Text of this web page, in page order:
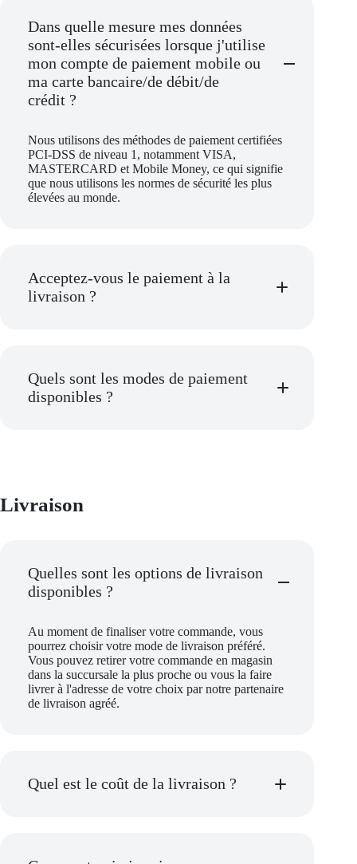
Dans quelle mesure mes données
sont-elles sécurisées lorsque j'utilise
mon compte de paiement mobile ou
ma carte bancaire/de débit/de
crédit ?
Nous utilisons des méthodes de paiement certifiées
PCI-DSS de niveau 1, notamment VISA,
MASTERCARD et Mobile Money, ce qui signifie
que nous utilisons les normes de sécurité les plus
élevées au monde.
Acceptez-vous le paiement à la
livraison ?
Quels sont les modes de paiement
disponibles ?
Livraison
Quelles sont les options de livraison
disponibles ?
Au moment de finaliser votre commande, vous
pourrez choisir votre mode de livraison préféré.
Vous pouvez retirer votre commande en magasin
dans la succursale la plus proche ou vous la faire
livrer à l'adresse de votre choix par notre partenaire
de livraison agréé.
Quel est le coût de la livraison ?